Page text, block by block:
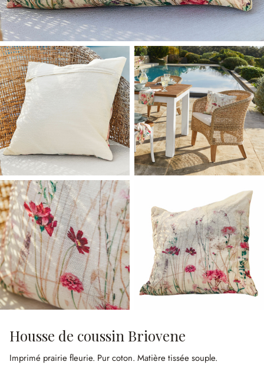
Housse de coussin Briovene
Imprimé prairie fleurie. Pur coton. Matière tissée souple.